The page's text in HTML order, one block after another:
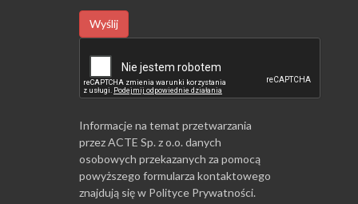
Wyślij
Informacje na temat przetwarzania
przez ACTE Sp. z o.o. danych
osobowych przekazanych za pomocą
powyższego formularza kontaktowego
znajdują się w Polityce Prywatności.